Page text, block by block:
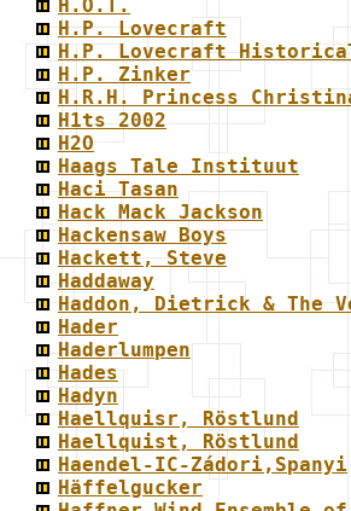
H.O.T.
H.P. Lovecraft
H.P. Lovecraft
H.P. Zinker
H.R.H. Princess
H1ts 2002
H2O
Haags Tale Instituut
Haci Tasan
Hack Mack Jackson
Hackensaw Boys
Hackett, Steve
Haddaway
Haddon, Dietrick & The
Hader
Haderlumpen
Hades
Hadyn
Haellquisr, Röstlund
Haellquist, Röstlund
Haendel-IC-Zádori,Spanyi
Häffelgucker